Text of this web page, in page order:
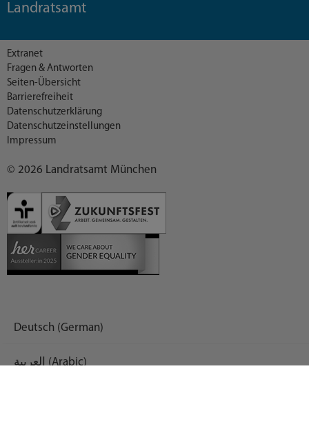
Landratsamt
© 2026 Landratsamt München
Extranet
Fragen & Antworten
Seiten-Übersicht
Barrierefreiheit
Datenschutzerklärung
Datenschutzeinstellungen
Impressum
Deutsch (German)
العربية (Arabic)